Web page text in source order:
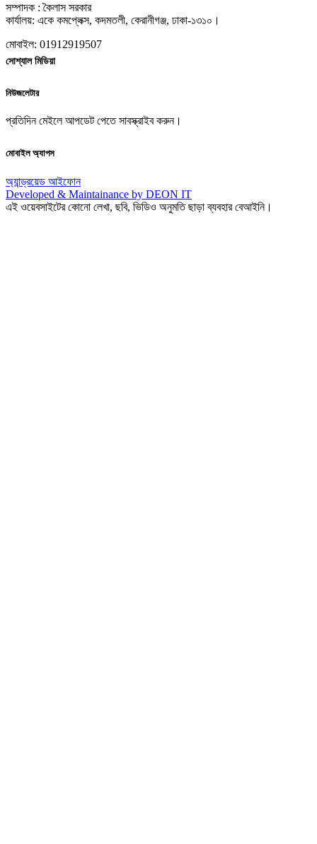
সম্পাদক : কৈলাস সরকার
কার্যালয়: একে কমপ্লেক্স, কদমতলী, কেরানীগঞ্জ, ঢাকা-১৩১০।
মোবাইল: 01912919507
সোশ্যাল মিডিয়া
নিউজলেটার
প্রতিদিন মেইলে আপডেট পেতে সাবস্ক্রাইব করুন।
মোবাইল অ্যাপস
অ্যান্ড্রয়েড আইফোন
Developed & Maintainance by DEON IT
এই ওয়েবসাইটের কোনো লেখা, ছবি, ভিডিও অনুমতি ছাড়া ব্যবহার বেআইনি।